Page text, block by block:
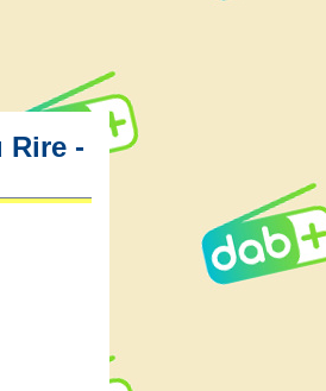
Rire -